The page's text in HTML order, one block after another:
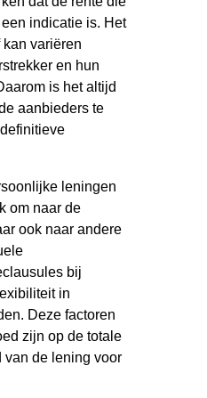
indicatie is. Het
variëren
en hun
is het altijd
aanbieders te
leningen
om naar de
ook naar andere
bij
in
Deze factoren
zijn op de totale
van de lening voor